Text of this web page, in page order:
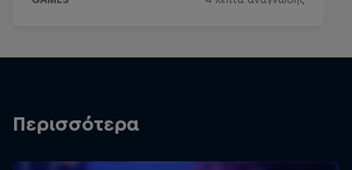
Περισσότερα